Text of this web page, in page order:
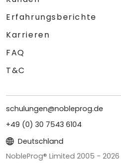
Erfahrungsberichte
Karrieren
FAQ
T&C
schulungen@nobleprog.de
+49 (0) 30 7543 6104
Deutschland
NobleProg® Limited 2005 - 2026